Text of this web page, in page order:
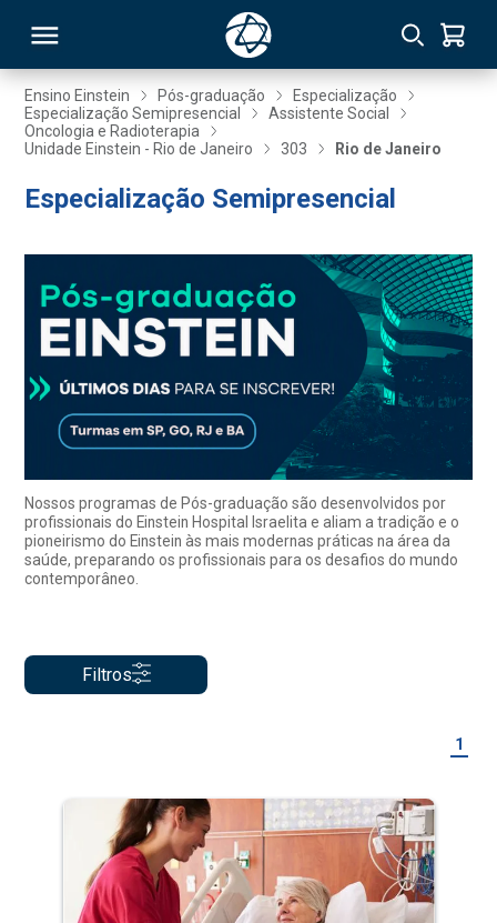
Ensino Einstein Pós-graduação
Especialização
Especialização Semipresencial
Assistente Social
Oncologia e Radioterapia
Unidade Einstein - Rio de Janeiro
303 Rio de Janeiro
Especialização Semipresencial
Nossos programas de Pós-graduação são desenvolvidos por
profissionais do Einstein Hospital Israelita e aliam a tradição e o
pioneirismo do Einstein às mais modernas práticas na área da
saúde, preparando os profissionais para os desafios do mundo
contemporâneo.
Filtros
1